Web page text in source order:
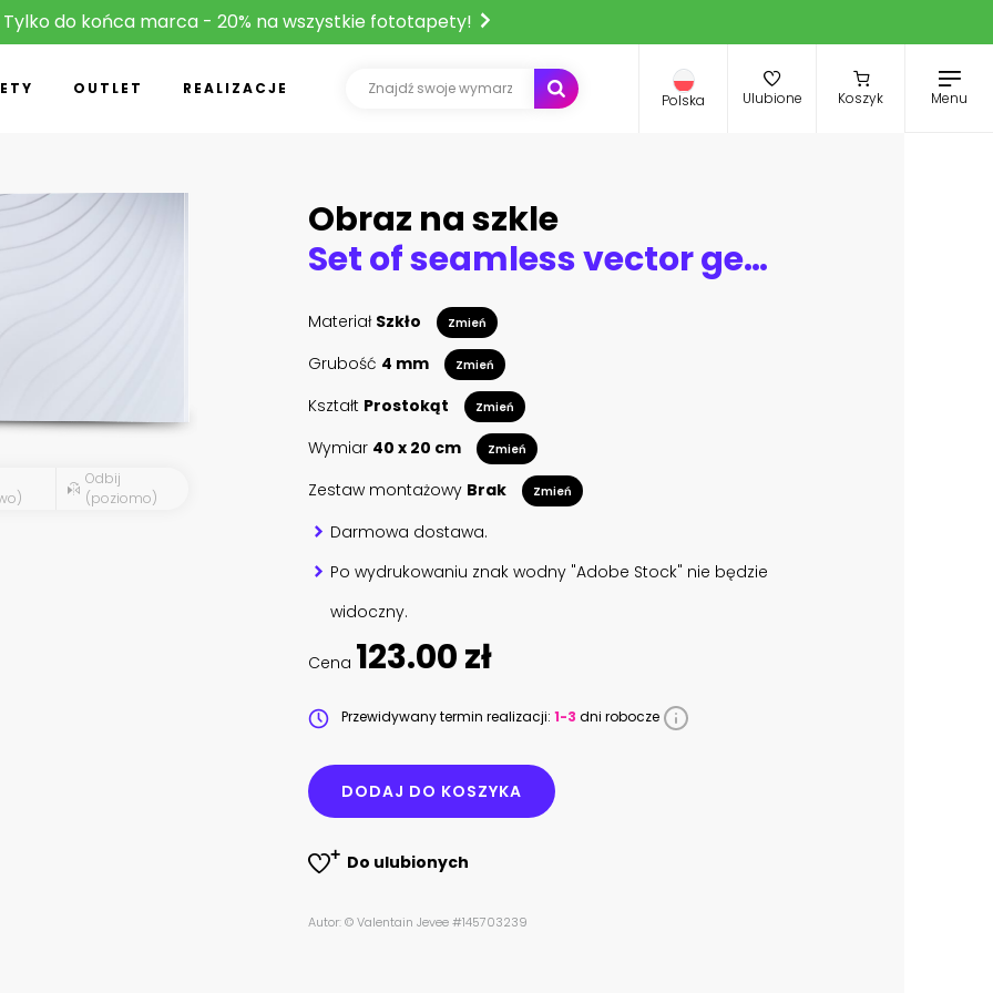
Tylko do końca marca - 20% na wszystkie fototapety!
OUTLET REALIZACJE
Polska Ulubione Koszyk Menu
Odbij
(poziomo)
Obraz na szkle
Set of seamless vector geometric black and white patterns with ornamental elements,endless background with ethnic motifs. Graphic vector illustration. Series- sets of vector seamless patterns.
Materiał Szkło Zmień
Grubość 4 mm Zmień
Kształt Prostokąt Zmień
Wymiar 40 x 20 cm Zmień
Zestaw montażowy Brak Zmień
Darmowa dostawa.
Po wydrukowaniu znak wodny "Adobe Stock" nie będzie
widoczny.
Cena 123.00 zł
Przewidywany termin realizacji: 1-3 dni robocze
DODAJ DO KOSZYKA
Do ulubionych
Autor: © Valentain Jevee #145703239